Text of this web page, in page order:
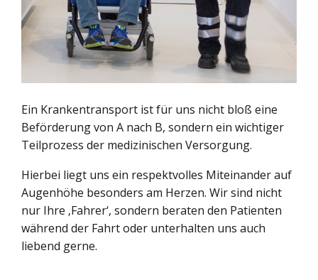
Ein Krankentransport ist für uns nicht bloß eine
Beförderung von A nach B, sondern ein wichtiger
Teilprozess der medizinischen Versorgung.
Hierbei liegt uns ein respektvolles Miteinander auf
Augenhöhe besonders am Herzen. Wir sind nicht
nur Ihre ‚Fahrer‘, sondern beraten den Patienten
während der Fahrt oder unterhalten uns auch
liebend gerne.